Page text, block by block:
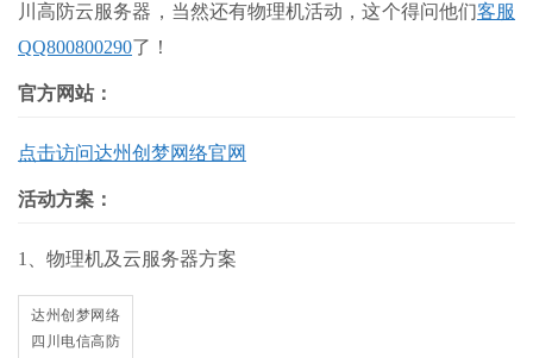
川高防云服务器，当然还有物理机活动，这个得问他们客服
QQ800800290了！
官方网站：
点击访问达州创梦网络官网
活动方案：
1、物理机及云服务器方案
达州创梦网络
四川电信高防